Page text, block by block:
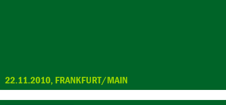
22.11.2010, FRANKFURT/MAIN